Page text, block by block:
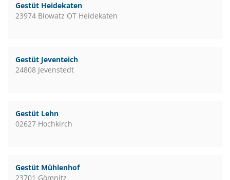
Gestüt Heidekaten
23974 Blowatz OT Heidekaten
Gestüt Jeventeich
24808 Jevenstedt
Gestüt Lehn
02627 Hochkirch
Gestüt Mühlenhof
23701 Gömnitz